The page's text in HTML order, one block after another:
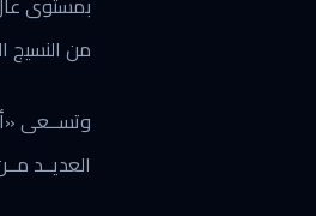
من النسيج الوطني ورؤية 2030،
وتســعى
العديــد